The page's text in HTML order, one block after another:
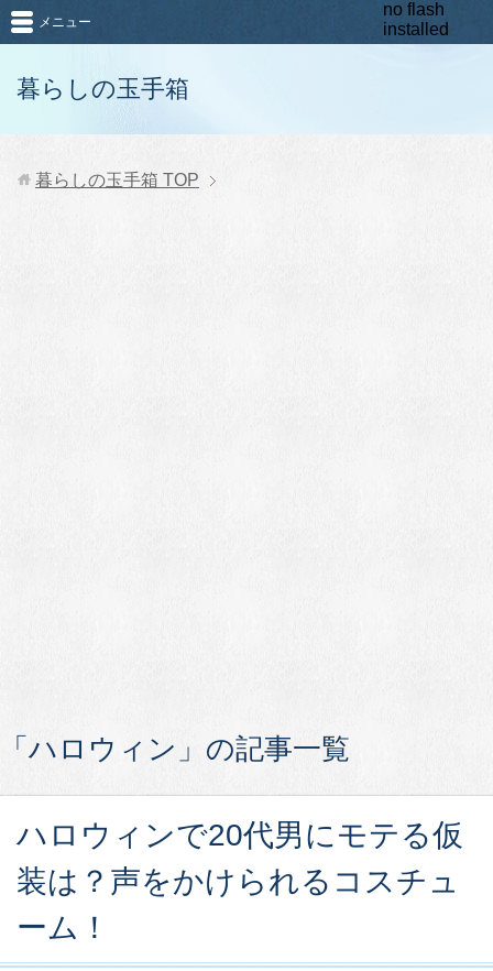
暮らしの玉手箱
メニュー
暮らしの玉手箱 TOP
「ハロウィン」の記事一覧
ハロウィンで20代男にモテる仮
装は？声をかけられるコスチュ
ーム！
no flash
installed